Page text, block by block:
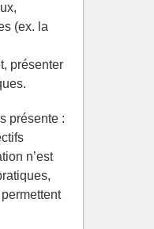
(ex. la
présenter
présente :
n’est